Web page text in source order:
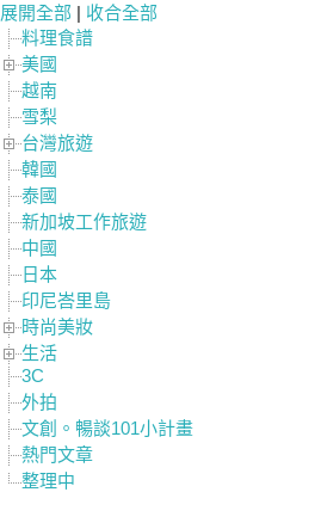
展開全部 | 收合全部
料理食譜
美國
越南
雪梨
台灣旅遊
韓國
泰國
新加坡工作旅遊
中國
日本
印尼峇里島
時尚美妝
生活
3C
外拍
文創。暢談101小計畫
熱門文章
整理中